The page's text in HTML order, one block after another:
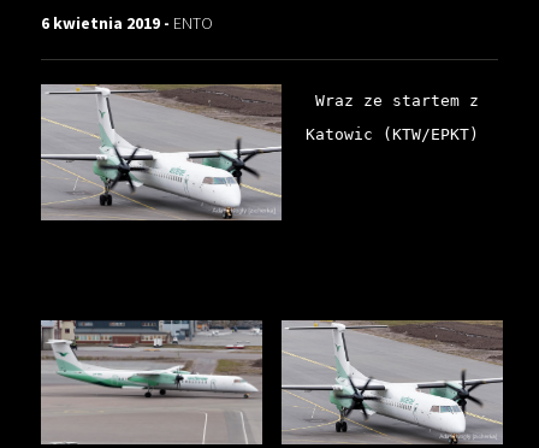
6 kwietnia 2019 - ENTO
Wraz ze startem z
Katowic (KTW/EPKT)